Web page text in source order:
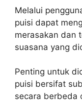
Melalui
puisi dapat
merasakan dan
suasana yang
Penting untuk
puisi bersifat
secara berbeda